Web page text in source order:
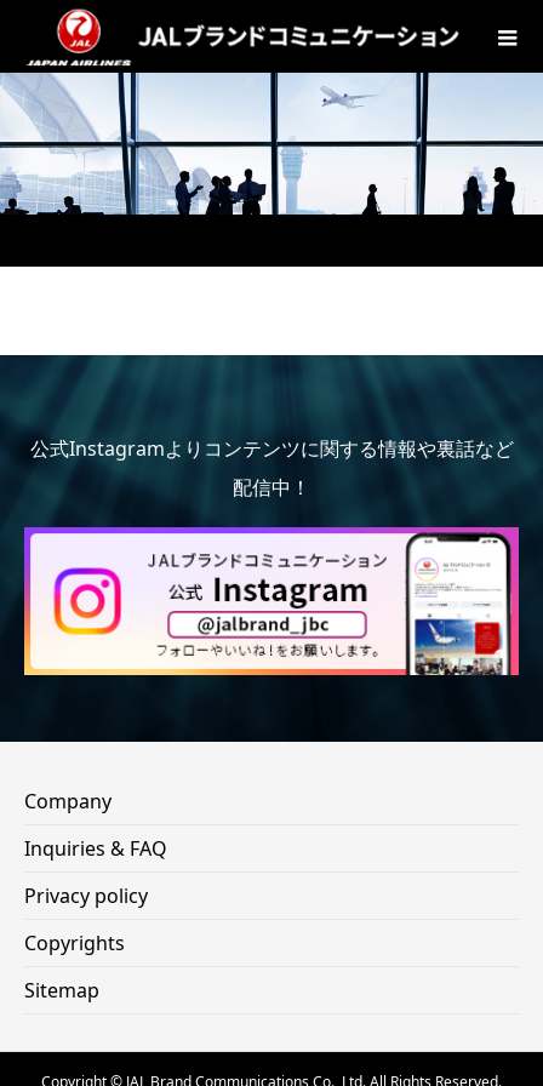
公式Instagramよりコンテンツに関する情報や裏話など
配信中！
Company
Inquiries & FAQ
Privacy policy
Copyrights
Sitemap